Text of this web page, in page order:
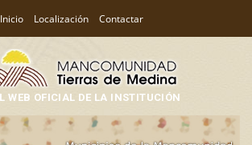
Inicio Localización Contactar
WEB OFICIAL DE LA INSTITUCIÓN